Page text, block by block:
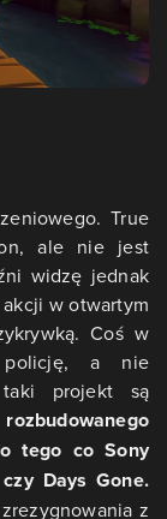
True
ale nie jest
widzę jednak
w otwartym
Coś w
policję, a nie
projekt są
tego co Sony
Days Gone.
z